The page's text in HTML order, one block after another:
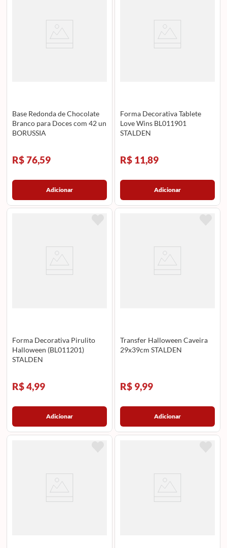
Base Redonda de Chocolate
Branco para Doces com 42 un
BORUSSIA
R$ 76,59
Adicionar
Forma Decorativa Tablete
Love Wins BL011901
STALDEN
R$ 11,89
Adicionar
Forma Decorativa Pirulito
Halloween (BL011201)
STALDEN
R$ 4,99
Adicionar
Transfer Halloween Caveira
29x39cm STALDEN
R$ 9,99
Adicionar